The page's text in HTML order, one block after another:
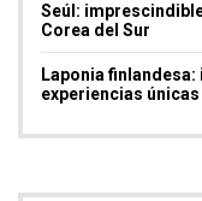
Seúl:
Corea del Sur
Laponia
experiencias únicas